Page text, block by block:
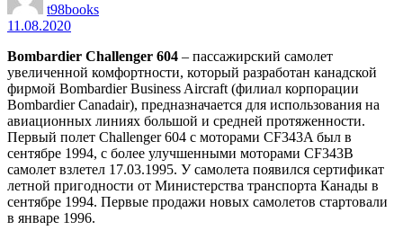
t98books
11.08.2020
Bombardier Challenger 604 – пассажирский самолет
увеличенной комфортности, который разработан канадской
фирмой Bombardier Business Aircraft (филиал корпорации
Bombardier Canadair), предназначается для использования на
авиационных линиях большой и средней протяженности.
Первый полет Challenger 604 с моторами CF343A был в
сентябре 1994, с более улучшенными моторами CF343B
самолет взлетел 17.03.1995. У самолета появился сертификат
летной пригодности от Министерства транспорта Канады в
сентябре 1994. Первые продажи новых самолетов стартовали
в январе 1996.